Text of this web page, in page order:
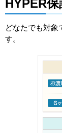
HYPER保
どなたでも対象
す。